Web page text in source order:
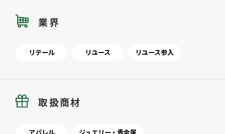
業界
リテール リユース リユース参入
取扱商材